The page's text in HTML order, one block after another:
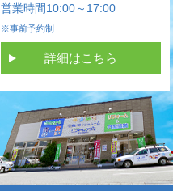
営業時間10:00～17:00
※事前予約制
詳細はこちら